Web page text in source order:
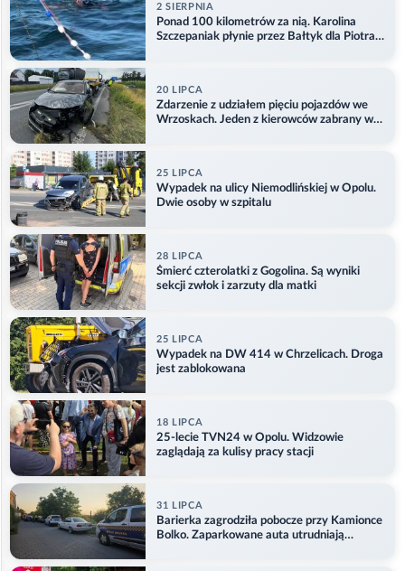
2 SIERPNIA
Ponad 100 kilometrów za nią. Karolina
Szczepaniak płynie przez Bałtyk dla Piotra.
20 LIPCA
Zdarzenie z udziałem pięciu pojazdów we
Wrzoskach. Jeden z kierowców zabrany w
25 LIPCA
Wypadek na ulicy Niemodlińskiej w Opolu.
Dwie osoby w szpitalu
28 LIPCA
Śmierć czterolatki z Gogolina. Są wyniki
sekcji zwłok i zarzuty dla matki
25 LIPCA
Wypadek na DW 414 w Chrzelicach. Droga
jest zablokowana
18 LIPCA
25-lecie TVN24 w Opolu. Widzowie
zaglądają za kulisy pracy stacji
31 LIPCA
Barierka zagrodziła pobocze przy Kamionce
Bolko. Zaparkowane auta utrudniają